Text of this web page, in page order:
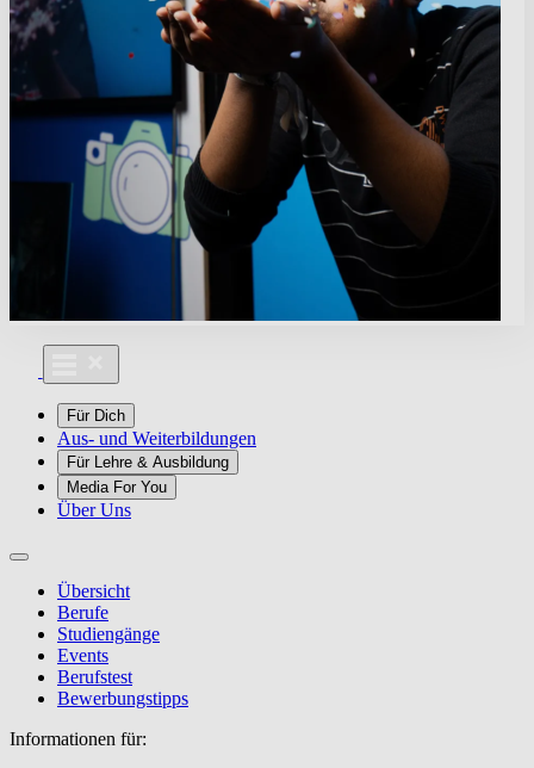
Für Dich
Aus- und Weiterbildungen
Für Lehre & Ausbildung
Media For You
Über Uns
Übersicht
Berufe
Studiengänge
Events
Berufstest
Bewerbungstipps
Informationen für: